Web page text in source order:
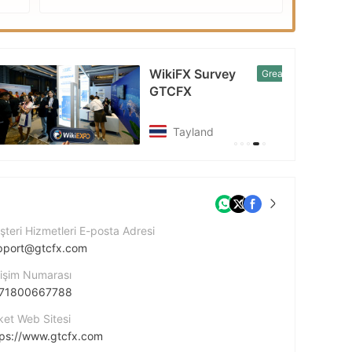
WikiFX Survey
GTCFX
Great
Tayland
Hizmetleri E-posta Adresi
Numarası
Web Sitesi
www.gtcfx.com